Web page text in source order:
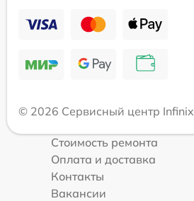
© 2026 Сервисный центр Infinix
Стоимость ремонта
Оплата и доставка
Контакты
Вакансии